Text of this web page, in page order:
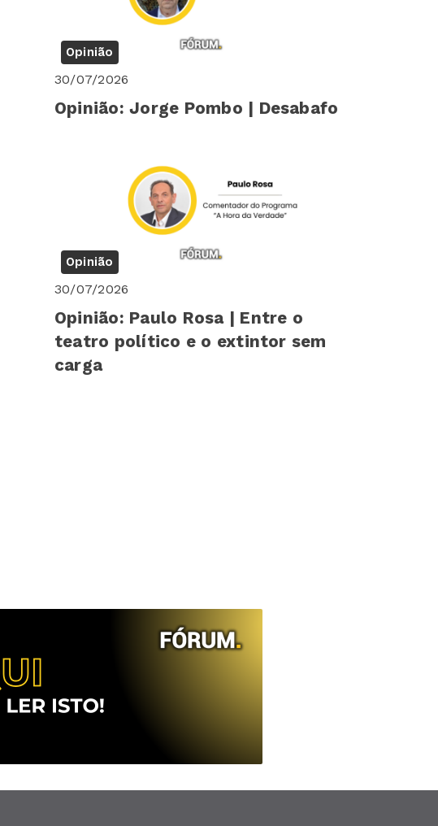
Opinião
30/07/2026
Opinião: Jorge Pombo | Desabafo
Opinião
30/07/2026
Opinião: Paulo Rosa | Entre o
teatro político e o extintor sem
carga